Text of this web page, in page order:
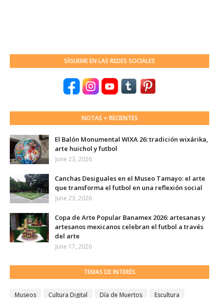
SÍGUEME EN LAS REDES SOCIALES
NOTAS + RECIENTES
El Balón Monumental WIXA 26: tradición wixárika,
arte huichol y futbol
June 23, 2026
Canchas Desiguales en el Museo Tamayo: el arte
que transforma el futbol en una reflexión social
June 23, 2026
Copa de Arte Popular Banamex 2026: artesanas y
artesanos mexicanos celebran el futbol a través
del arte
June 17, 2026
TEMAS DE INTERÉS
Museos Cultura Digital Día de Muertos
Escultura